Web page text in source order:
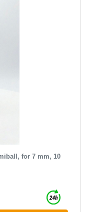
for 7 mm, 10